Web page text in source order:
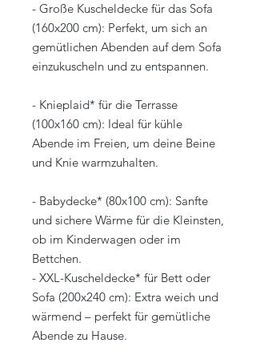
- Große Kuscheldecke für das Sofa
(160x200 cm): Perfekt, um sich an
gemütlichen Abenden auf dem Sofa
einzukuscheln und zu entspannen.
- Knieplaid* für die Terrasse
(100x160 cm): Ideal für kühle
Abende im Freien, um deine Beine
und Knie warmzuhalten.
- Babydecke* (80x100 cm): Sanfte
und sichere Wärme für die Kleinsten,
ob im Kinderwagen oder im
Bettchen.
- XXL-Kuscheldecke* für Bett oder
Sofa (200x240 cm): Extra weich und
wärmend – perfekt für gemütliche
Abende zu Hause.